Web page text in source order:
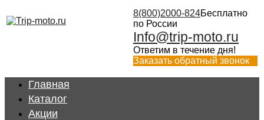
8(800)2000-824Бесплатно
по России
Info@trip-moto.ru
Ответим в течение дня!
Заказать обратный звонок
Главная
Каталог
Акции